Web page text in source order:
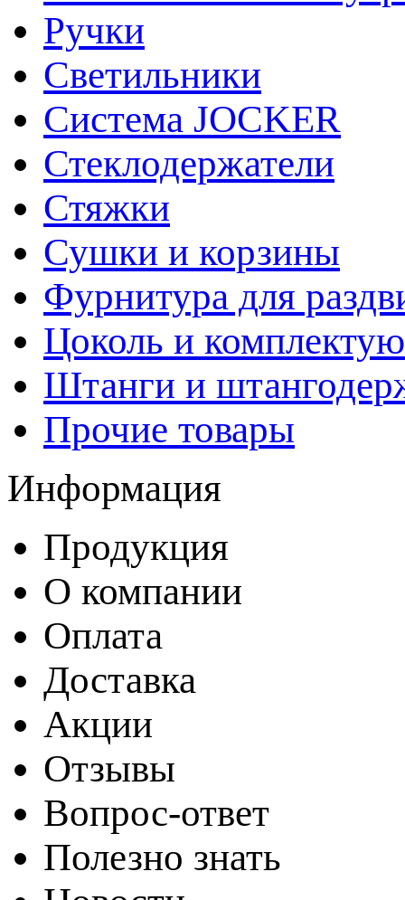
Ручки
Светильники
Система JOCKER
Стеклодержатели
Стяжки
Сушки и корзины
Фурнитура для
Цоколь и
Штанги и
Прочие товары
Информация
Продукция
О компании
Оплата
Доставка
Акции
Отзывы
Вопрос-ответ
Полезно знать